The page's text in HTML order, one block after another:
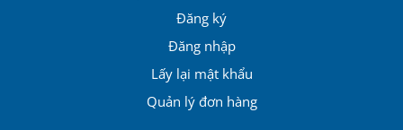
Đăng ký
Đăng nhập
Lấy lại mật khẩu
Quản lý đơn hàng